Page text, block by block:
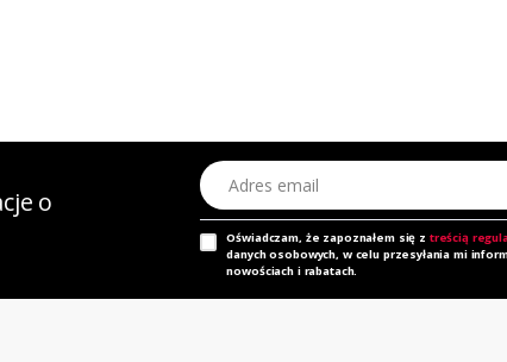
o
Adres email
Oświadczam, że zapoznałem się z treścią
danych osobowych, w celu przesyłania mi
nowościach i rabatach.